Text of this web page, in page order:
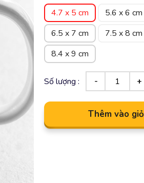
4.7 x 5 cm
5.6 x 6 cm
6.5 x 7 cm
7.5 x 8 cm
8.4 x 9 cm
Số lượng :
Thêm vào giỏ